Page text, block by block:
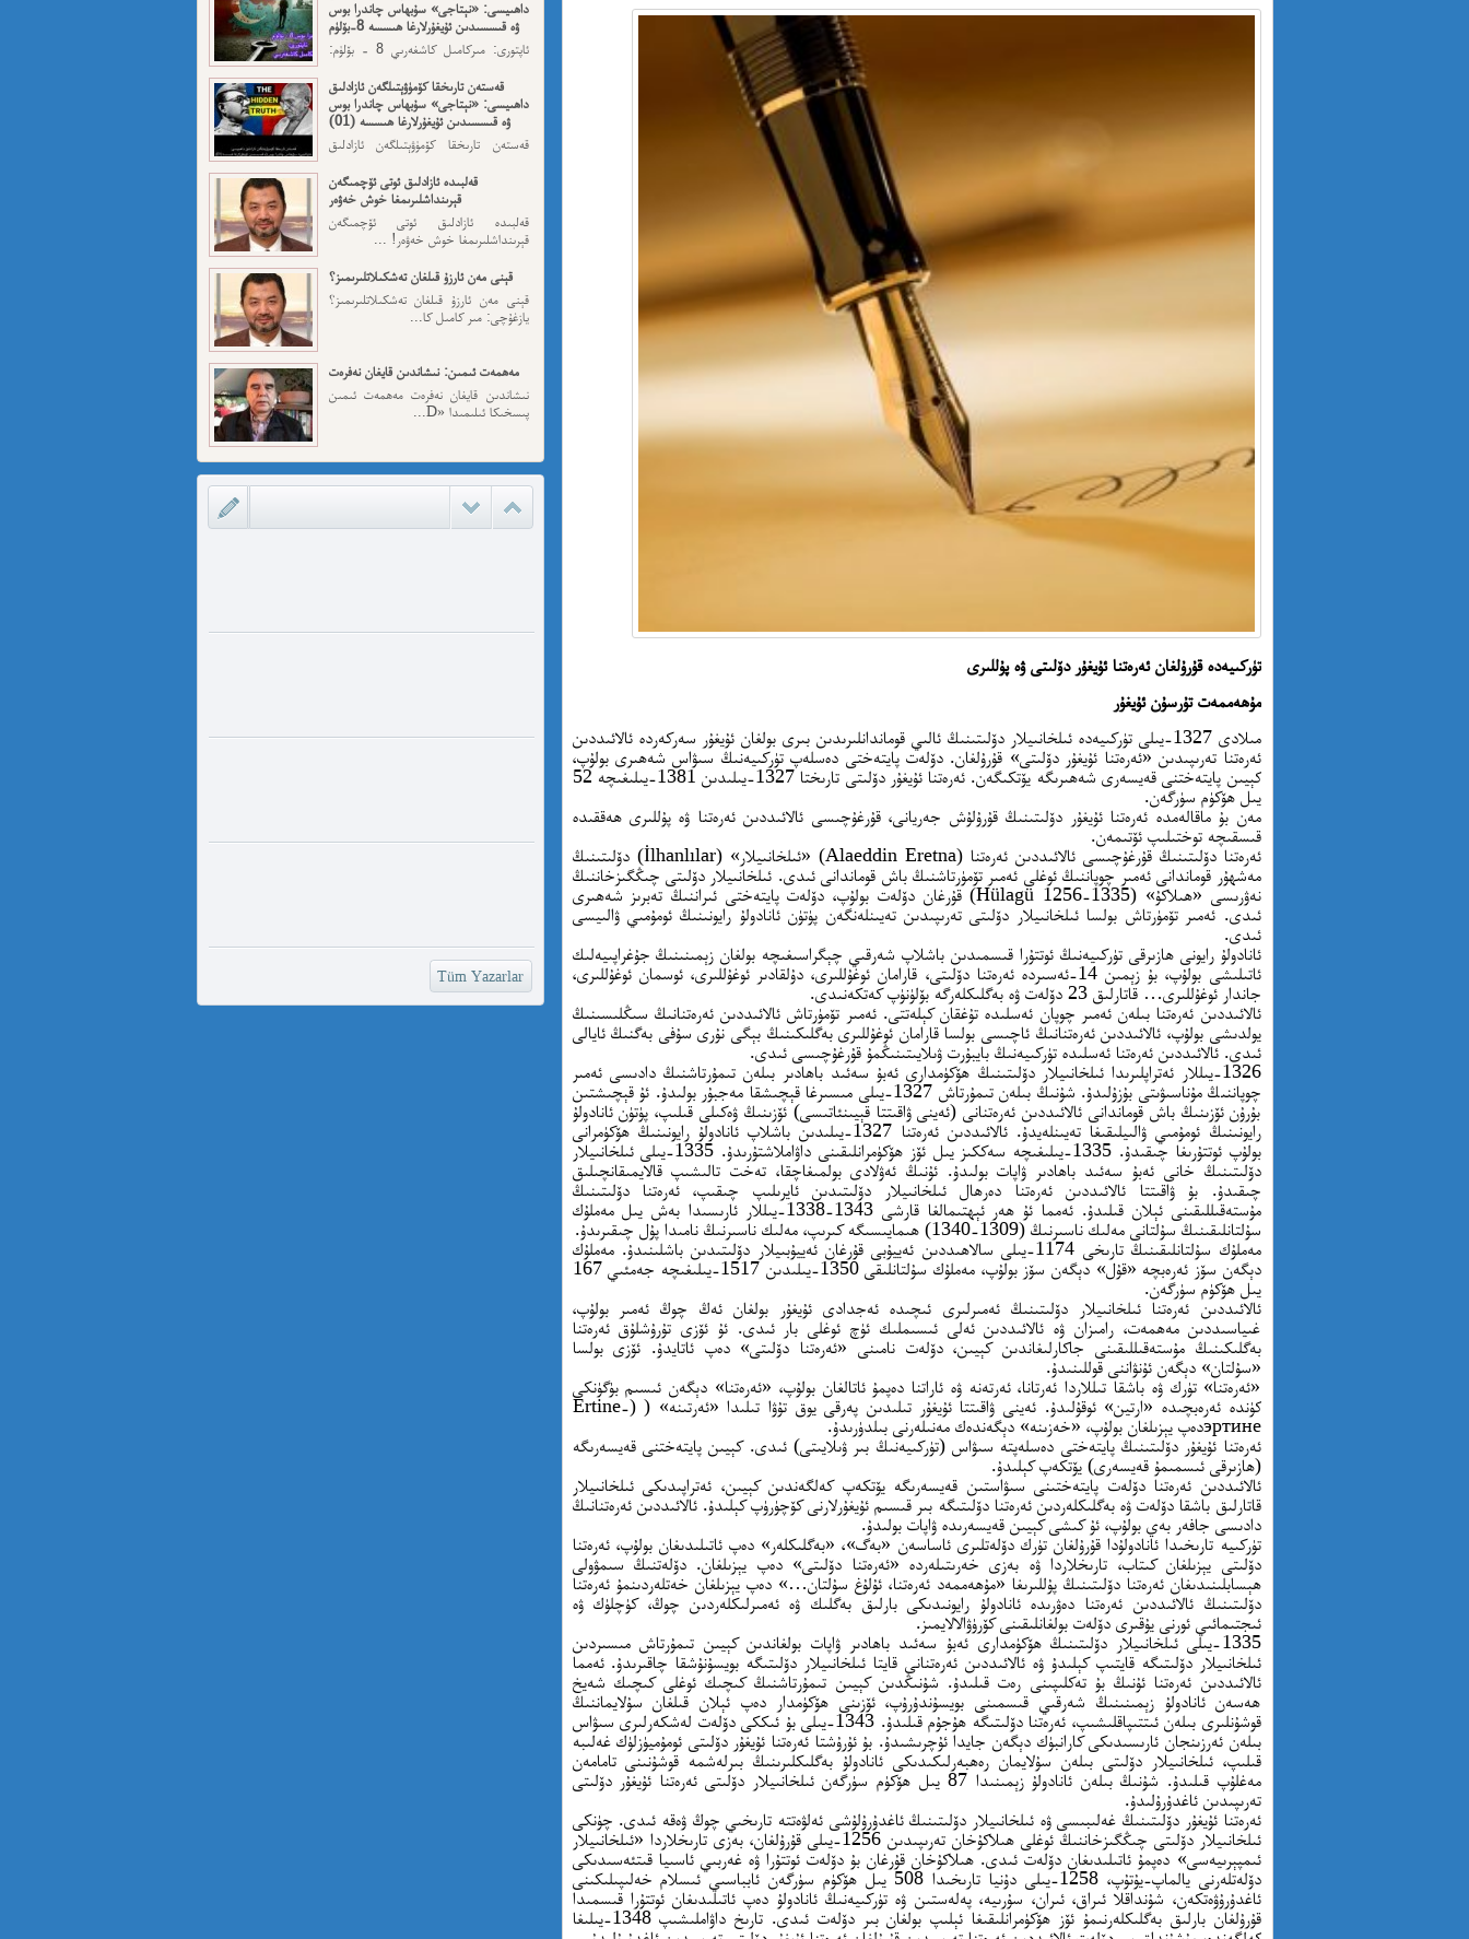
تۈركىيەدە قۇرۇلغان ئەرەتنا ئۇيغۇر دۆلىتى ۋە پۇللىرى
مۇھەممەت تۇرسۇن ئۇيغۇر
مىلادى 1327-يىلى تۈركىيەدە ئىلخانىيلار دۆلىتىنىڭ ئالىي قوماندانلىرىدىن بىرى بولغان ئۇيغۇر سەركەردە ئالائىددىن
ئەرەتنا تەرىپىدىن «ئەرەتنا ئۇيغۇر دۆلىتى» قۇرۇلغان. دۆلەت پايتەختى دەسلەپ تۈركىيەنىڭ سىۋاس شەھىرى بولۇپ،
كېيىن پايتەختنى قەيسەرى شەھىرىگە يۆتكىگەن. ئەرەتنا ئۇيغۇر دۆلىتى تارىختا 1327-يىلىدىن 1381-يىلىغىچە 52
يىل ھۆكۈم سۈرگەن.
مەن بۇ ماقالەمدە ئەرەتنا ئۇيغۇر دۆلىتىنىڭ قۇرۇلۇش جەريانى، قۇرغۇچىسى ئالائىددىن ئەرەتنا ۋە پۇللىرى ھەققىدە
قىسقىچە توختىلىپ ئۆتىمەن.
ئەرەتنا دۆلىتىنىڭ قۇرغۇچىسى ئالائىددىن ئەرەتنا (Alaeddin Eretna) «ئىلخانىيلار» (İlhanlılar) دۆلىتىنىڭ
مەشھۇر قوماندانى ئەمىر چوپاننىڭ ئوغلى ئەمىر تۆمۈرتاشنىڭ باش قوماندانى ئىدى. ئىلخانىيلار دۆلىتى چىڭگىزخاننىڭ
نەۋرىسى «ھىلاكۇ» (Hülagü 1256-1335) قۇرغان دۆلەت بولۇپ، دۆلەت پايتەختى ئىراننىڭ تەبرىز شەھىرى
ئىدى. ئەمىر تۆمۈرتاش بولسا ئىلخانىيلار دۆلىتى تەرىپىدىن تەيىنلەنگەن پۈتۈن ئانادولۇ رايونىنىڭ ئومۇمىي ۋالىيسى
ئىدى.
ئانادولۇ رايونى ھازىرقى تۈركىيەنىڭ ئوتتۇرا قىسمىدىن باشلاپ شەرقىي چېگراسىغىچە بولغان زېمىنىنىڭ جۇغراپىيەلىك
ئاتىلىشى بولۇپ، بۇ زېمىن 14-ئەسىردە ئەرەتنا دۆلىتى، قارامان ئوغۇللىرى، دۇلقادىر ئوغۇللىرى، ئوسمان ئوغۇللىرى،
جاندار ئوغۇللىرى… قاتارلىق 23 دۆلەت ۋە بەگلىكلەرگە بۆلۈنۈپ كەتكەنىدى.
ئالائىددىن ئەرەتنا بىلەن ئەمىر چوپان ئەسلىدە تۇغقان كېلەتتى. ئەمىر تۆمۈرتاش ئالائىددىن ئەرەتنانىڭ سىڭلىسىنىڭ
يولدىشى بولۇپ، ئالائىددىن ئەرەتنانىڭ ئاچىسى بولسا قارامان ئوغۇللىرى بەگلىكىنىڭ بېگى نۇرى سۇفى بەگنىڭ ئايالى
ئىدى. ئالائىددىن ئەرەتنا ئەسلىدە تۈركىيەنىڭ بايبۇرت ۋىلايىتىنىڭمۇ قۇرغۇچىسى ئىدى.
1326-يىللار ئەتراپلىرىدا ئىلخانىيلار دۆلىتىنىڭ ھۆكۈمدارى ئەبۇ سەئىد باھادىر بىلەن تىمۇرتاشنىڭ دادىسى ئەمىر
چوپاننىڭ مۇناسىۋىتى بۇزۇلىدۇ. شۇنىڭ بىلەن تىمۇرتاش 1327-يىلى مىسىرغا قېچىشقا مەجبۇر بولىدۇ. ئۇ قېچىشتىن
بۇرۇن ئۆزىنىڭ باش قوماندانى ئالائىددىن ئەرەتنانى (ئەينى ۋاقىتتا قېيىنئاتىسى) ئۆزىنىڭ ۋەكىلى قىلىپ، پۈتۈن ئانادولۇ
رايونىنىڭ ئومۇمىي ۋالىيلىقىغا تەيىنلەيدۇ. ئالائىددىن ئەرەتنا 1327-يىلىدىن باشلاپ ئانادولۇ رايونىنىڭ ھۆكۈمرانى
بولۇپ ئوتتۇرىغا چىقىدۇ. 1335-يىلىغىچە سەككىز يىل ئۆز ھۆكۈمرانلىقىنى داۋاملاشتۇرىدۇ. 1335-يىلى ئىلخانىيلار
دۆلىتىنىڭ خانى ئەبۇ سەئىد باھادىر ۋاپات بولىدۇ. ئۇنىڭ ئەۋلادى بولمىغاچقا، تەخت تالىشىپ قالايمىقانچىلىق
چىقىدۇ. بۇ ۋاقىتتا ئالائىددىن ئەرەتنا دەرھال ئىلخانىيلار دۆلىتىدىن ئايرىلىپ چىقىپ، ئەرەتنا دۆلىتىنىڭ
مۇستەقىللىقىنى ئېلان قىلىدۇ. ئەمما ئۇ ھەر ئېھتىمالغا قارشى 1343-1338-يىللار ئارىسىدا بەش يىل مەملۇك
سۇلتانلىقىنىڭ سۇلتانى مەلىك ناسىرنىڭ (1309-1340) ھىمايىسىگە كىرىپ، مەلىك ناسىرنىڭ نامىدا پۇل چىقىرىدۇ.
مەملۇك سۇلتانلىقىنىڭ تارىخى 1174-يىلى سالاھىددىن ئەييۇبى قۇرغان ئەييۇبىيلار دۆلىتىدىن باشلىنىدۇ. مەملۇك
دېگەن سۆز ئەرەبچە «قۇل» دېگەن سۆز بولۇپ، مەملۇك سۇلتانلىقى 1350-يىلىدىن 1517-يىلىغىچە جەمئىي 167
يىل ھۆكۈم سۈرگەن.
ئالائىددىن ئەرەتنا ئىلخانىيلار دۆلىتىنىڭ ئەمىرلىرى ئىچىدە ئەجدادى ئۇيغۇر بولغان ئەڭ چوڭ ئەمىر بولۇپ،
غىياسىددىن مەھمەت، رامىزان ۋە ئالائىددىن ئەلى ئىسىملىك ئۈچ ئوغلى بار ئىدى. ئۇ ئۆزى تۇرۇشلۇق ئەرەتنا
بەگلىكىنىڭ مۇستەقىللىقىنى جاكارلىغاندىن كېيىن، دۆلەت نامىنى «ئەرەتنا دۆلىتى» دەپ ئاتايدۇ. ئۆزى بولسا
«سۇلتان» دېگەن ئۇنۋاننى قوللىنىدۇ.
«ئەرەتنا» تۈرك ۋە باشقا تىللاردا ئەرتانا، ئەرتەنە ۋە ئاراتنا دەپمۇ ئاتالغان بولۇپ، «ئەرەتنا» دېگەن ئىسىم بۈگۈنكى
كۈندە ئەرەبچىدە «ارتين» ئوقۇلىدۇ. ئەينى ۋاقىتتا ئۇيغۇر تىلىدىن پەرقى يوق تۇۋا تىلىدا «ئەرتىنە» ( (Ertine-
эртинеدەپ يېزىلغان بولۇپ، «خەزىنە» دېگەندەك مەنىلەرنى بىلدۈرىدۇ.
ئەرەتنا ئۇيغۇر دۆلىتىنىڭ پايتەختى دەسلەپتە سىۋاس (تۈركىيەنىڭ بىر ۋىلايىتى) ئىدى. كېيىن پايتەختنى قەيسەرىگە
(ھازىرقى ئىسمىمۇ قەيسەرى) يۆتكەپ كېلىدۇ.
ئالائىددىن ئەرەتنا دۆلەت پايتەختىنى سىۋاستىن قەيسەرىگە يۆتكەپ كەلگەندىن كېيىن، ئەتراپىدىكى ئىلخانىيلار
قاتارلىق باشقا دۆلەت ۋە بەگلىكلەردىن ئەرەتنا دۆلىتىگە بىر قىسىم ئۇيغۇرلارنى كۆچۈرۈپ كېلىدۇ. ئالائىددىن ئەرەتنانىڭ
دادىسى جافەر بەي بولۇپ، ئۇ كىشى كېيىن قەيسەرىدە ۋاپات بولىدۇ.
تۈركىيە تارىخىدا ئانادولۇدا قۇرۇلغان تۈرك دۆلەتلىرى ئاساسەن «بەگ»، «بەگلىكلەر» دەپ ئاتىلىدىغان بولۇپ، ئەرەتنا
دۆلىتى يېزىلغان كىتاب، تارىخلاردا ۋە بەزى خەرىتىلەردە «ئەرەتنا دۆلىتى» دەپ يېزىلغان. دۆلەتنىڭ سىمۋولى
ھېسابلىنىدىغان ئەرەتنا دۆلىتىنىڭ پۇللىرىغا «مۇھەممەد ئەرەتنا، ئۇلۇغ سۇلتان…» دەپ يېزىلغان خەتلەردىنمۇ ئەرەتنا
دۆلىتىنىڭ ئالائىددىن ئەرەتنا دەۋرىدە ئانادولۇ رايونىدىكى بارلىق بەگلىك ۋە ئەمىرلىكلەردىن چوڭ، كۈچلۈك ۋە
ئىجتىمائىي ئورنى يۇقىرى دۆلەت بولغانلىقىنى كۆرۈۋالالايمىز.
1335-يىلى ئىلخانىيلار دۆلىتىنىڭ ھۆكۈمدارى ئەبۇ سەئىد باھادىر ۋاپات بولغاندىن كېيىن تىمۇرتاش مىسىردىن
ئىلخانىيلار دۆلىتىگە قايتىپ كېلىدۇ ۋە ئالائىددىن ئەرەتنانى قايتا ئىلخانىيلار دۆلىتىگە بويسۇنۇشقا چاقىرىدۇ. ئەمما
ئالائىددىن ئەرەتنا ئۇنىڭ بۇ تەكلىپىنى رەت قىلىدۇ. شۇنىڭدىن كېيىن تىمۇرتاشنىڭ كىچىك ئوغلى كىچىك شەيخ
ھەسەن ئانادولۇ زېمىنىنىڭ شەرقىي قىسمىنى بويسۇندۇرۇپ، ئۆزىنى ھۆكۈمدار دەپ ئېلان قىلغان سۇلايماننىڭ
قوشۇنلىرى بىلەن ئىتتىپاقلىشىپ، ئەرەتنا دۆلىتىگە ھۇجۇم قىلىدۇ. 1343-يىلى بۇ ئىككى دۆلەت لەشكەرلىرى سىۋاس
بىلەن ئەرزىنجان ئارىسىدىكى كارانبۈك دېگەن جايدا ئۇچرىشىدۇ. بۇ ئۇرۇشتا ئەرەتنا ئۇيغۇر دۆلىتى ئومۇميۈزلۈك غەلىبە
قىلىپ، ئىلخانىيلار دۆلىتى بىلەن سۇلايمان رەھبەرلىكىدىكى ئانادولۇ بەگلىكلىرىنىڭ بىرلەشمە قوشۇنىنى تامامەن
مەغلۇپ قىلىدۇ. شۇنىڭ بىلەن ئانادولۇ زېمىنىدا 87 يىل ھۆكۈم سۈرگەن ئىلخانىيلار دۆلىتى ئەرەتنا ئۇيغۇر دۆلىتى
تەرىپىدىن ئاغدۇرۇلىدۇ.
ئەرەتنا ئۇيغۇر دۆلىتىنىڭ غەلىبىسى ۋە ئىلخانىيلار دۆلىتىنىڭ ئاغدۇرۇلۇشى ئەلۋەتتە تارىخىي چوڭ ۋەقە ئىدى. چۈنكى
ئىلخانىيلار دۆلىتى چىڭگىزخاننىڭ ئوغلى ھىلاكۇخان تەرىپىدىن 1256-يىلى قۇرۇلغان، بەزى تارىخلاردا «ئىلخانىيلار
ئىمپېرىيەسى» دەپمۇ ئاتىلىدىغان دۆلەت ئىدى. ھىلاكۇخان قۇرغان بۇ دۆلەت ئوتتۇرا ۋە غەربىي ئاسىيا قىتئەسىدىكى
دۆلەتلەرنى يالماپ-يۇتۇپ، 1258-يىلى دۇنيا تارىخىدا 508 يىل ھۆكۈم سۈرگەن ئابباسىي ئىسلام خەلىپىلىكىنى
ئاغدۇرۇۋەتكەن، شۇنداقلا ئىراق، ئىران، سۇرىيە، پەلەستىن ۋە تۈركىيەنىڭ ئانادولۇ دەپ ئاتىلىدىغان ئوتتۇرا قىسمىدا
قۇرۇلغان بارلىق بەگلىكلەرنىمۇ ئۆز ھۆكۈمرانلىقىغا ئېلىپ بولغان بىر دۆلەت ئىدى. تارىخ داۋاملىشىپ 1348-يىلىغا
داھىيسى: «نېتاجى» سۇبھاس چاندرا بوس
ۋە قىسسىدىن ئۇيغۇرلارغا ھىسسە 8-بۆلۈم
ئاپتورى: مىركامىل كاشغەرىي 8 - بۆلۈم:
قەستەن تارىخقا كۆمۈۋېتىلگەن ئازادلىق
داھىيسى: «نېتاجى» سۇبھاس چاندرا بوس
ۋە قىسسىدىن ئۇيغۇرلارغا ھىسسە (01)
قەستەن تارىخقا كۆمۈۋېتىلگەن ئازادلىق
قەلبىدە ئازادلىق ئوتى ئۆچمىگەن
قېرىنداشلىرىمغا خوش خەۋەر
قەلبىدە ئازادلىق ئوتى ئۆچمىگەن
قېرىنداشلىرىمغا خوش خەۋەر! ...
قېنى مەن ئارزۇ قىلغان تەشكىلاتلىرىمىز؟
قېنى مەن ئارزۇ قىلغان تەشكىلاتلىرىمىز؟
يازغۇچى: مىر كامىل كا...
مەھمەت ئىمىن: نىشاندىن قايغان نەفرەت
نىشاندىن قايغان نەفرەت مەھمەت ئىمىن
پىسخىكا ئىلىمىدا «D...
مەمەت ئىمىن : ئادالەتسىزلىك ئازابى
كىشىلەرنى ئادالەتلىك قىلامدۇ؟
ئادالەتسىزلىك ئازابى كىشىلەرنى ئادالەتلىك
قىلامدۇ؟ مەمەت ئ...
Tüm Yazarlar